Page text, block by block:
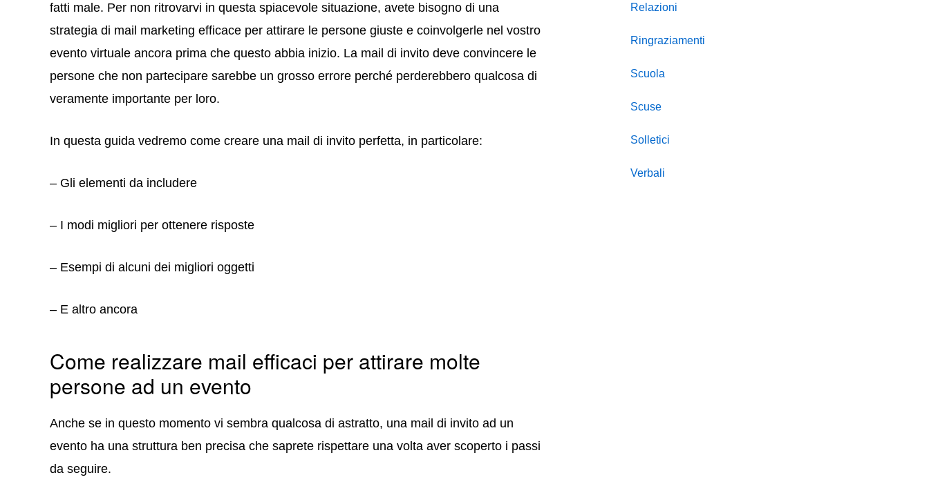
fatti male. Per non ritrovarvi in questa spiacevole situazione, avete bisogno di una
strategia di mail marketing efficace per attirare le persone giuste e coinvolgerle nel vostro
evento virtuale ancora prima che questo abbia inizio. La mail di invito deve convincere le
persone che non partecipare sarebbe un grosso errore perché perderebbero qualcosa di
veramente importante per loro.
In questa guida vedremo come creare una mail di invito perfetta, in particolare:
– Gli elementi da includere
– I modi migliori per ottenere risposte
– Esempi di alcuni dei migliori oggetti
– E altro ancora
Come realizzare mail efficaci per attirare molte
persone ad un evento
Anche se in questo momento vi sembra qualcosa di astratto, una mail di invito ad un
evento ha una struttura ben precisa che saprete rispettare una volta aver scoperto i passi
da seguire.
Relazioni
Ringraziamenti
Scuola
Scuse
Solletici
Verbali